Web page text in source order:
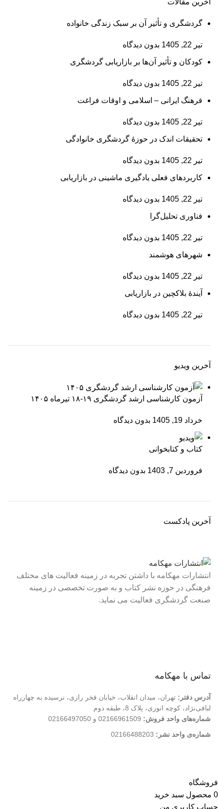
گردشگری و تأثیر آن بر سبک زندگی خانواده
تیر 22, 1405 بدون دیدگاه
کودکان و تأثیر آن‌ها بر بازاریابی گردشگری
تیر 22, 1405 بدون دیدگاه
فرهنگ ایرانی – اسلامی و اوقات فراغت
تیر 22, 1405 بدون دیدگاه
تحقیقات اندک در حوزۀ گردشگری خانوادگی
تیر 22, 1405 بدون دیدگاه
کاربردهای فعلی یادگیری ماشینی در بازاریابی
تیر 22, 1405 بدون دیدگاه
فناوری تحلیل‌گرا
تیر 22, 1405 بدون دیدگاه
شهرهای هوشمند
تیر 22, 1405 بدون دیدگاه
آیندۀ بلاکچین در بازاریابی
تیر 22, 1405 بدون دیدگاه
آخرین ویدیو
آزمون کارشناسی ارشد گردشگری ۱۹-۱۸ تیرماه ۱۴۰۵
خرداد 19, 1405 بدون دیدگاه
کتاب و کتابخوانی
فروردین 7, 1403 بدون دیدگاه
آخرین پادکست
انتشارات مهکامه با داشتن تجربه در زمینه فعالیت های مختلف
فرهنگی در حوزه نشر کتاب و به صورت تخصصی در زمینه
صنعت گردشگری فعالیت می نماید.
تماس با مهکامه
آدرس دفتر: تهران، میدان انقلاب، خیابان فخر رازی، نرسیده به چهارراه
لبافی‌نژاد، کوچه انوری، پلاک 8، طبقه دوم
شماره‌های واحد فروش: 02166961509 و 02166497050
شماره‌‌ی واحد نشر:
فروشگاه
0 محصول سبد خرید
حساب کاربری من